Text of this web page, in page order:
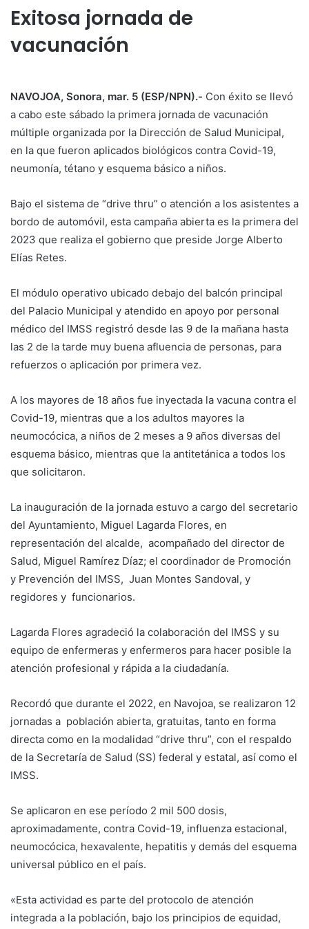
Exitosa jornada de
vacunación
NAVOJOA, Sonora, mar. 5 (ESP/NPN).- Con éxito se llevó
a cabo este sábado la primera jornada de vacunación
múltiple organizada por la Dirección de Salud Municipal,
en la que fueron aplicados biológicos contra Covid-19,
neumonía, tétano y esquema básico a niños.
Bajo el sistema de “drive thru” o atención a los asistentes a
bordo de automóvil, esta campaña abierta es la primera del
2023 que realiza el gobierno que preside Jorge Alberto
Elías Retes.
El módulo operativo ubicado debajo del balcón principal
del Palacio Municipal y atendido en apoyo por personal
médico del IMSS registró desde las 9 de la mañana hasta
las 2 de la tarde muy buena afluencia de personas, para
refuerzos o aplicación por primera vez.
A los mayores de 18 años fue inyectada la vacuna contra el
Covid-19, mientras que a los adultos mayores la
neumocócica, a niños de 2 meses a 9 años diversas del
esquema básico, mientras que la antitetánica a todos los
que solicitaron.
La inauguración de la jornada estuvo a cargo del secretario
del Ayuntamiento, Miguel Lagarda Flores, en
representación del alcalde, acompañado del director de
Salud, Miguel Ramírez Díaz; el coordinador de Promoción
y Prevención del IMSS, Juan Montes Sandoval, y
regidores y funcionarios.
Lagarda Flores agradeció la colaboración del IMSS y su
equipo de enfermeras y enfermeros para hacer posible la
atención profesional y rápida a la ciudadanía.
Recordó que durante el 2022, en Navojoa, se realizaron 12
jornadas a población abierta, gratuitas, tanto en forma
directa como en la modalidad “drive thru”, con el respaldo
de la Secretaría de Salud (SS) federal y estatal, así como el
IMSS.
Se aplicaron en ese período 2 mil 500 dosis,
aproximadamente, contra Covid-19, influenza estacional,
neumocócica, hexavalente, hepatitis y demás del esquema
universal público en el país.
«Esta actividad es parte del protocolo de atención
integrada a la población, bajo los principios de equidad,